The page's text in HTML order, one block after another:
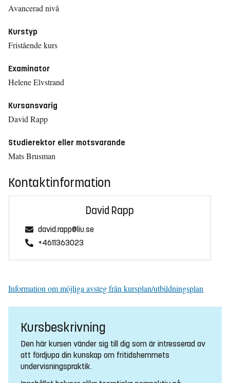
Avancerad nivå
Kurstyp
Fristående kurs
Examinator
Helene Elvstrand
Kursansvarig
David Rapp
Studierektor eller motsvarande
Mats Brusman
Kontaktinformation
David Rapp
david.rapp@liu.se
+4611363023
Information om möjliga avsteg från kursplan/utbildningsplan
Kursbeskrivning
Den här kursen vänder sig till dig som är intresserad av
att fördjupa din kunskap om fritidshemmets
undervisningspraktik.